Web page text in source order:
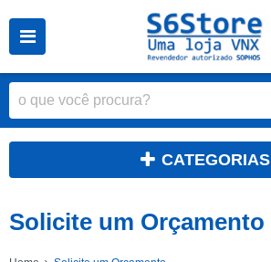
CATEGORIAS
Solicite um Orçamento